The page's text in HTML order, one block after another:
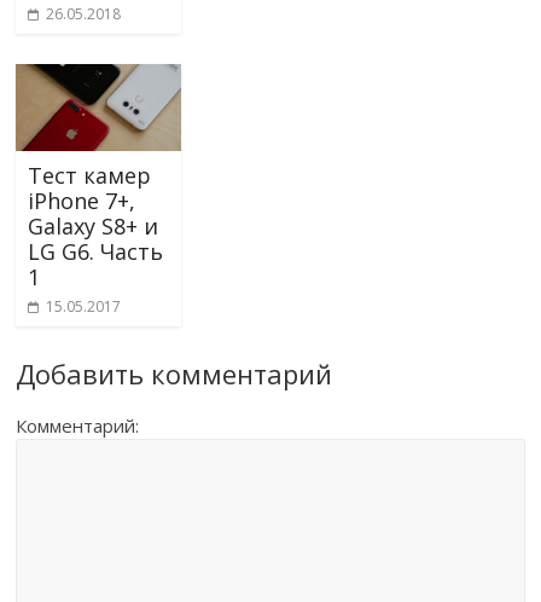
26.05.2018
Тест камер
iPhone 7+,
Galaxy S8+ и
LG G6. Часть
1
15.05.2017
Добавить комментарий
Комментарий: